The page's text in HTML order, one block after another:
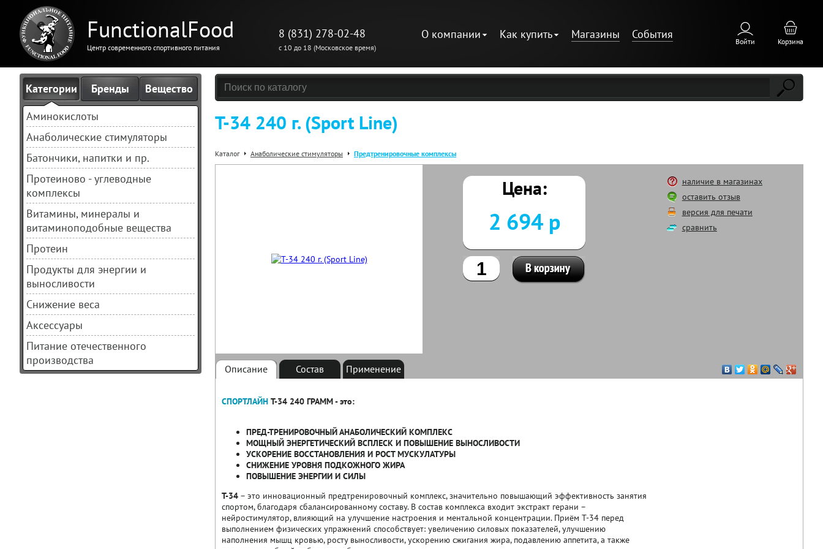
FunctionalFood
Центр современного спортивного питания
8 (831) 278-02-48
с 10 до 18 (Московское время)
О компании Как купить Магазины События
Войти Корзина
Категории Бренды
Вещество
Аминокислоты
Анаболические стимуляторы
Батончики, напитки и пр.
Протеиново - углеводные
комплексы
Витамины, минералы и
витаминоподобные вещества
Протеин
Продукты для энергии и
выносливости
Снижение веса
Аксессуары
Питание отечественного
производства
T-34 240 г. (Sport Line)
Каталог Анаболические стимуляторы Предтренировочные комплексы
Цена:
2 694 р
наличие в магазинах
оставить отзыв
версия для печати
сравнить
Описание Состав Применение
СПОРТЛАЙН Т-34 240 ГРАММ - это:
ПРЕД-ТРЕНИРОВОЧНЫЙ АНАБОЛИЧЕСКИЙ КОМПЛЕКС
МОЩНЫЙ ЭНЕРГЕТИЧЕСКИЙ ВСПЛЕСК И ПОВЫШЕНИЕ ВЫНОСЛИВОСТИ
УСКОРЕНИЕ ВОССТАНОВЛЕНИЯ И РОСТ МУСКУЛАТУРЫ
СНИЖЕНИЕ УРОВНЯ ПОДКОЖНОГО ЖИРА
ПОВЫШЕНИЕ ЭНЕРГИИ И СИЛЫ
Т-34 – это инновационный предтренировочный комплекс, значительно повышающий эффективность занятия
спортом, благодаря сбалансированному составу. В состав комплекса входит экстракт герани –
нейростимулятор, влияющий на улучшение настроения и ментальной концентрации. Приём Т-34 перед
выполнением физических упражнений способствует: увеличению силовых показателей, улучшению
наполнения мышц кровью, росту выносливости, ускорению сжигания жира, подавлению аппетита, а также